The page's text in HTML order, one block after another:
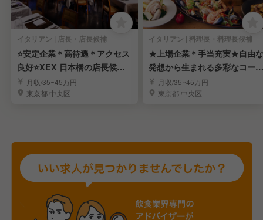
イタリアン | 店長・店長候補
⭐️安定企業＊高待遇＊アクセス
良好⭐️XEX 日本橋の店長候補
｜経験者優遇
月収/35~45万円
東京都 中央区
イタリアン | 料理長・料理長候補
★上場企業＊手当充実★自由な
発想から生まれる多彩なコー
ス！料理長候補を募集
月収/35~45万円
東京都 中央区